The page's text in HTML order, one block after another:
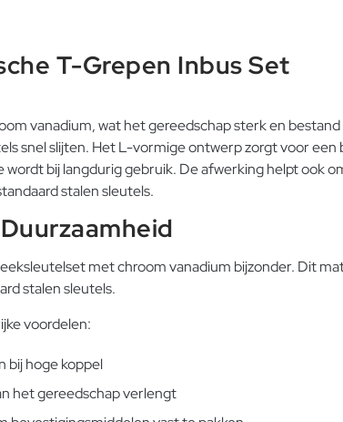
T-Grepen Inbus Set
vanadium, wat het gereedschap sterk en
snel slijten. Het L-vormige ontwerp zorgt voor
bij langdurig gebruik. De afwerking helpt ook
stalen sleutels.
met chroom vanadium bijzonder. Dit
stalen sleutels.
voordelen:
bij hoge koppel
het gereedschap verlengt